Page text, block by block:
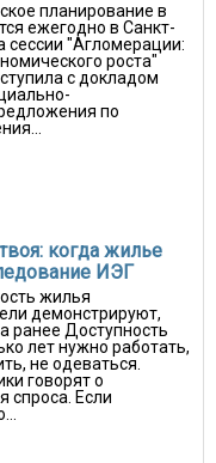
планирование в
ежегодно в Санкт-
сессии "Агломерации:
роста"
с докладом
по
когда жилье
ИЭГ
жилья
демонстрируют,
ранее Доступность
лет нужно работать,
не одеваться.
говорят о
спроса. Если